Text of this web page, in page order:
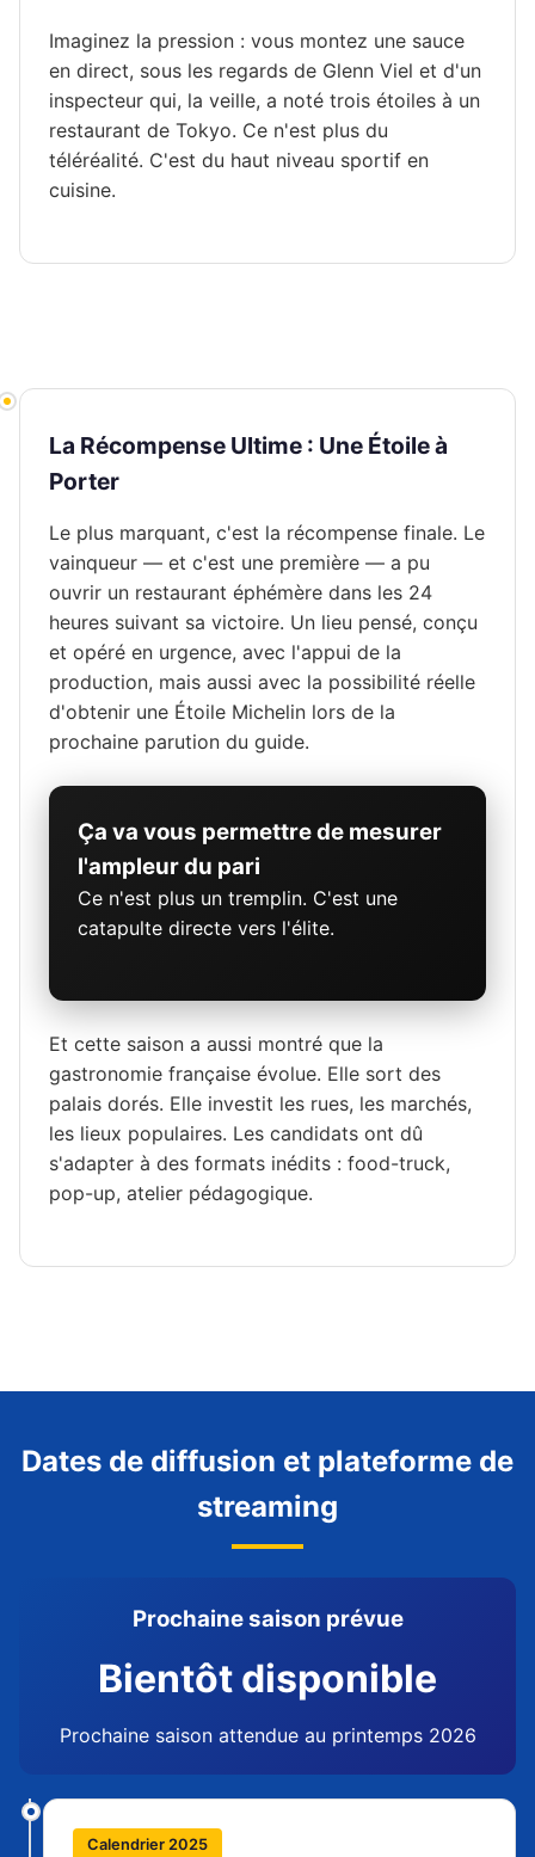
Imaginez la pression : vous montez une sauce
en direct, sous les regards de Glenn Viel et d'un
inspecteur qui, la veille, a noté trois étoiles à un
restaurant de Tokyo. Ce n'est plus du
téléréalité. C'est du haut niveau sportif en
cuisine.
La Récompense Ultime : Une Étoile à
Porter
Le plus marquant, c'est la récompense finale. Le
vainqueur — et c'est une première — a pu
ouvrir un restaurant éphémère dans les 24
heures suivant sa victoire. Un lieu pensé, conçu
et opéré en urgence, avec l'appui de la
production, mais aussi avec la possibilité réelle
d'obtenir une Étoile Michelin lors de la
prochaine parution du guide.
Ça va vous permettre de mesurer
l'ampleur du pari
Ce n'est plus un tremplin. C'est une
catapulte directe vers l'élite.
Et cette saison a aussi montré que la
gastronomie française évolue. Elle sort des
palais dorés. Elle investit les rues, les marchés,
les lieux populaires. Les candidats ont dû
s'adapter à des formats inédits : food-truck,
pop-up, atelier pédagogique.
Dates de diffusion et plateforme de
streaming
Prochaine saison prévue
Bientôt disponible
Prochaine saison attendue au printemps 2026
Calendrier 2025